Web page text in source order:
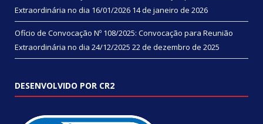
Extraordinária no dia 16/01/2026 14 de janeiro de 2026
Ofício de Convocação Nº 108/2025: Convocação para Reunião
Extraordinária no dia 24/12/2025 22 de dezembro de 2025
DESENVOLVIDO POR CR2